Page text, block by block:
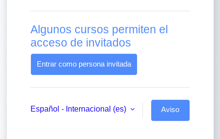
Algunos cursos permiten el
acceso de invitados
Entrar como persona invitada
Español - Internacional ‎(es)‎
Aviso